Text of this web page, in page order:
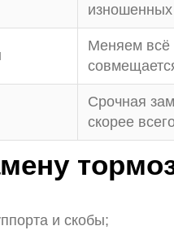
изношенных
Меняем всё
Срочная
скорее
и скобы;